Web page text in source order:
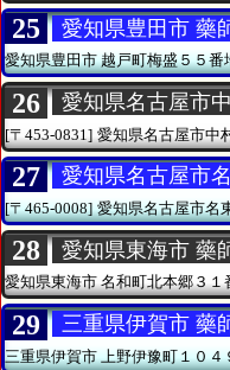
25 愛知県豊田市 藥
愛知県豊田市越戸町梅盛５５番
26 愛知県名古屋市
[〒453-0831] 愛知県名古屋市中
27 愛知県名古屋市
[〒465-0008] 愛知県名古屋市名
28 愛知県東海市 藥
愛知県東海市名和町北本郷３１
29 三重県伊賀市 藥
三重県伊賀市上野伊豫町１０４